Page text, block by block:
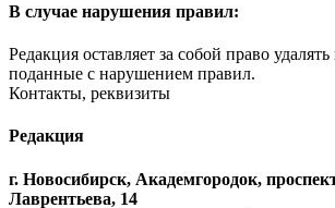
В случае нарушения правил:
Редакция оставляет за собой право
поданные с нарушением правил.
Контакты, реквизиты
Редакция
г. Новосибирск, Академгородок,
Лаврентьева, 14